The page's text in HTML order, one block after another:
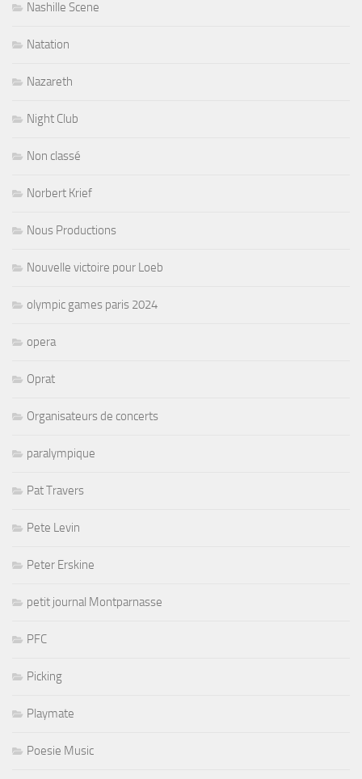
Nashille Scene
Natation
Nazareth
Night Club
Non classé
Norbert Krief
Nous Productions
Nouvelle victoire pour Loeb
olympic games paris 2024
opera
Oprat
Organisateurs de concerts
paralympique
Pat Travers
Pete Levin
Peter Erskine
petit journal Montparnasse
PFC
Picking
Playmate
Poesie Music